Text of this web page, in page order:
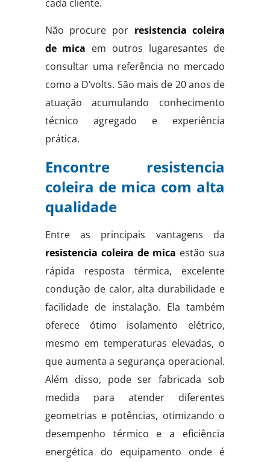
cada cliente.
Não procure por resistencia coleira
de mica em outros lugaresantes de
consultar uma referência no mercado
como a D’volts. São mais de 20 anos de
atuação acumulando conhecimento
técnico agregado e experiência
prática.
Encontre resistencia
coleira de mica com alta
qualidade
Entre as principais vantagens da
resistencia coleira de mica estão sua
rápida resposta térmica, excelente
condução de calor, alta durabilidade e
facilidade de instalação. Ela também
oferece ótimo isolamento elétrico,
mesmo em temperaturas elevadas, o
que aumenta a segurança operacional.
Além disso, pode ser fabricada sob
medida para atender diferentes
geometrias e potências, otimizando o
desempenho térmico e a eficiência
energética do equipamento onde é